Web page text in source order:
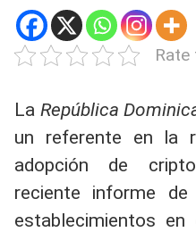
La República
un referente en la
adopción de
reciente informe de
establecimientos en